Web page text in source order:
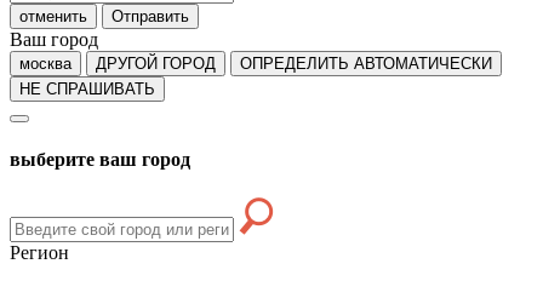
отменить Отправить
Ваш город
москва ДРУГОЙ ГОРОД
ОПРЕДЕЛИТЬ АВТОМАТИЧЕСКИ
НЕ СПРАШИВАТЬ
выберите ваш город
Регион